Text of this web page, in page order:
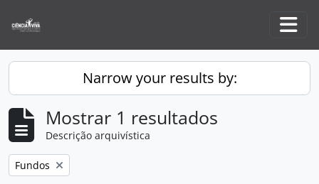
Narrow your results by:
Mostrar 1 resultados
Descrição arquivística
Remove filter:
Fundos